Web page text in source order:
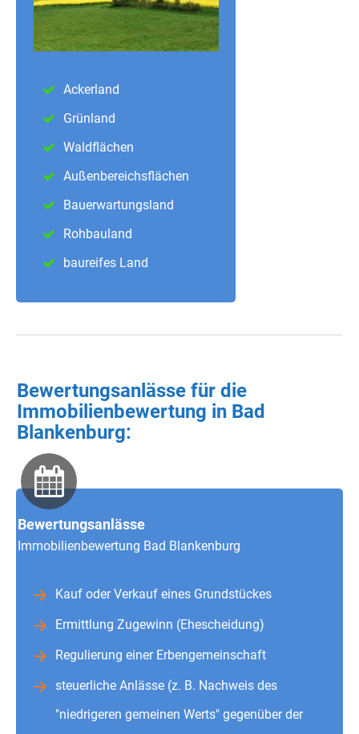
Ackerland
Grünland
Waldflächen
Außenbereichsflächen
Bauerwartungsland
Rohbauland
baureifes Land
Bewertungsanlässe für die
Immobilienbewertung in Bad
Blankenburg:
Bewertungsanlässe
Immobilienbewertung Bad Blankenburg
Kauf oder Verkauf eines Grundstückes
Ermittlung Zugewinn (Ehescheidung)
Regulierung einer Erbengemeinschaft
steuerliche Anlässe (z. B. Nachweis des
"niedrigeren gemeinen Werts" gegenüber der